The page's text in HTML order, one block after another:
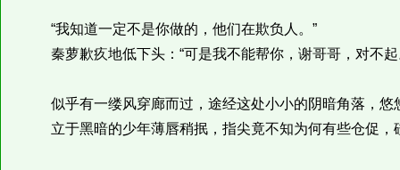
“我知道一定不是你做的，他们在欺负人。”
秦萝歉疚地低下头：“可是我不能帮你，谢哥哥，对不起
似乎有一缕风穿廊而过，途经这处小小的阴暗角落，悠
立于黑暗的少年薄唇稍抿，指尖竟不知为何有些仓促，